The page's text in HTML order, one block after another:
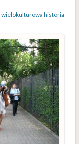
wielokulturowa historia